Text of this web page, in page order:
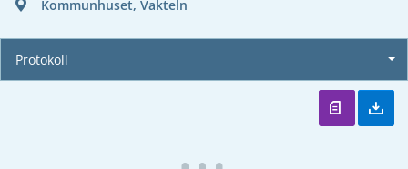
Kommunhuset, Vakteln
Protokoll